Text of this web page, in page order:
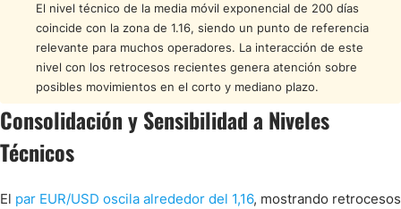
El nivel técnico de la media móvil exponencial de 200 días
coincide con la zona de 1.16, siendo un punto de referencia
relevante para muchos operadores. La interacción de este
nivel con los retrocesos recientes genera atención sobre
posibles movimientos en el corto y mediano plazo.
Consolidación y Sensibilidad a Niveles
Técnicos
El par EUR/USD oscila alrededor del 1,16, mostrando retrocesos